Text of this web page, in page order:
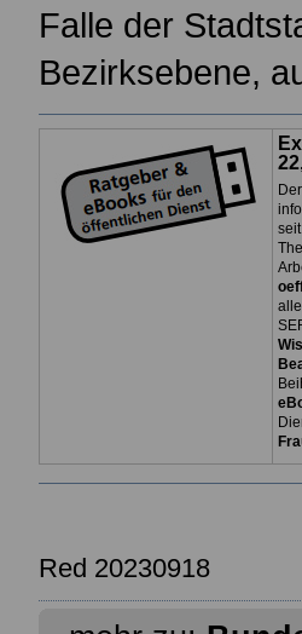
Falle der
Bezirksebene,
Red 20230918